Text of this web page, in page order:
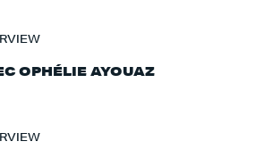
OPHÉLIE AYOUAZ